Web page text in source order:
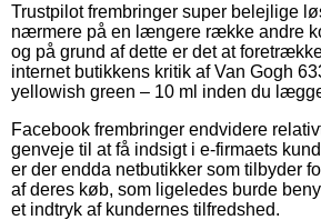
Trustpilot frembringer super belejlige
nærmere på en længere række andre
og på grund af dette er det at
internet butikkens kritik af Van Gogh
yellowish green – 10 ml inden du
Facebook frembringer endvidere
genveje til at få indsigt i e-firmaets
er der endda netbutikker som tilbyder
af deres køb, som ligeledes burde
et indtryk af kundernes tilfredshed.